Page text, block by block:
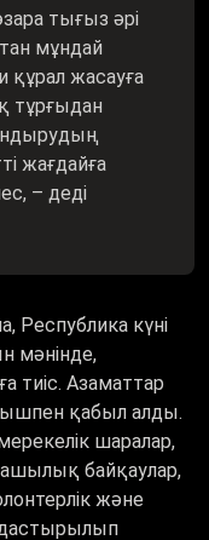
мұндай
жасауға
тұрғыдан
жағдайға
– деді
мәнінде,
Азаматтар
қабыл алды.
шаралар,
байқаулар,
және
күнінің мән-